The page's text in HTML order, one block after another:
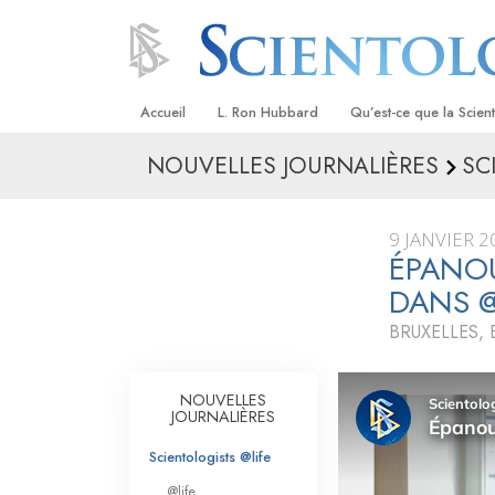
Accueil L. Ron Hubbard Qu’est-ce que la
Croyances et pratiques
Les scientologues et
Rencontrez un
À l’intérieur d’une
Les principes de base
Scientologie
La Dianétique : Une
NOUVELLES JOURNALIÈRES
9 JANVIER
DANS
BRUXELLES,
NOUVELLES
JOURNALIÈRES
Scientologists @life